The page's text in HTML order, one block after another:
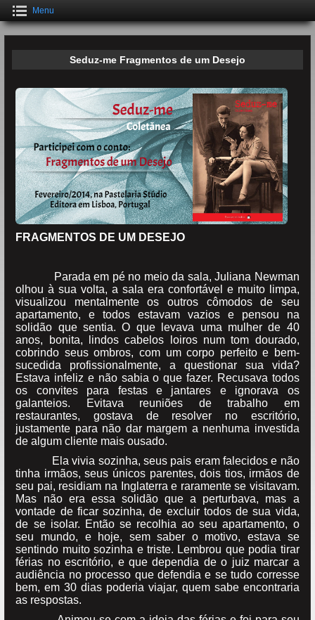
Menu
Seduz-me Fragmentos de um Desejo
FRAGMENTOS DE UM DESEJO
Parada em pé no meio da sala, Juliana Newman
olhou à sua volta, a sala era confortável e muito limpa,
visualizou mentalmente os outros cômodos de seu
apartamento, e todos estavam vazios e pensou na
solidão que sentia. O que levava uma mulher de 40
anos, bonita, lindos cabelos loiros num tom dourado,
cobrindo seus ombros, com um corpo perfeito e bem-
sucedida profissionalmente, a questionar sua vida?
Estava infeliz e não sabia o que fazer. Recusava todos
os convites para festas e jantares e ignorava os
galanteios. Evitava reuniões de trabalho em
restaurantes, gostava de resolver no escritório,
justamente para não dar margem a nenhuma investida
de algum cliente mais ousado.
Ela vivia sozinha, seus pais eram falecidos e não
tinha irmãos, seus únicos parentes, dois tios, irmãos de
seu pai, residiam na Inglaterra e raramente se visitavam.
Mas não era essa solidão que a perturbava, mas a
vontade de ficar sozinha, de excluir todos de sua vida,
de se isolar. Então se recolhia ao seu apartamento, o
seu mundo, e hoje, sem saber o motivo, estava se
sentindo muito sozinha e triste. Lembrou que podia tirar
férias no escritório, e que dependia de o juiz marcar a
audiência no processo que defendia e se tudo corresse
bem, em 30 dias poderia viajar, quem sabe encontraria
as respostas.